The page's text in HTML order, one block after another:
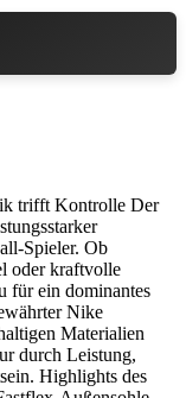
trifft Kontrolle Der
Spieler. Ob
oder kraftvolle
für ein dominantes
Nike
Materialien
durch Leistung,
Highlights des